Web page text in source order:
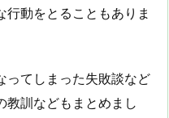
動をとることもありま
ってしまった失敗談など
教訓などもまとめまし